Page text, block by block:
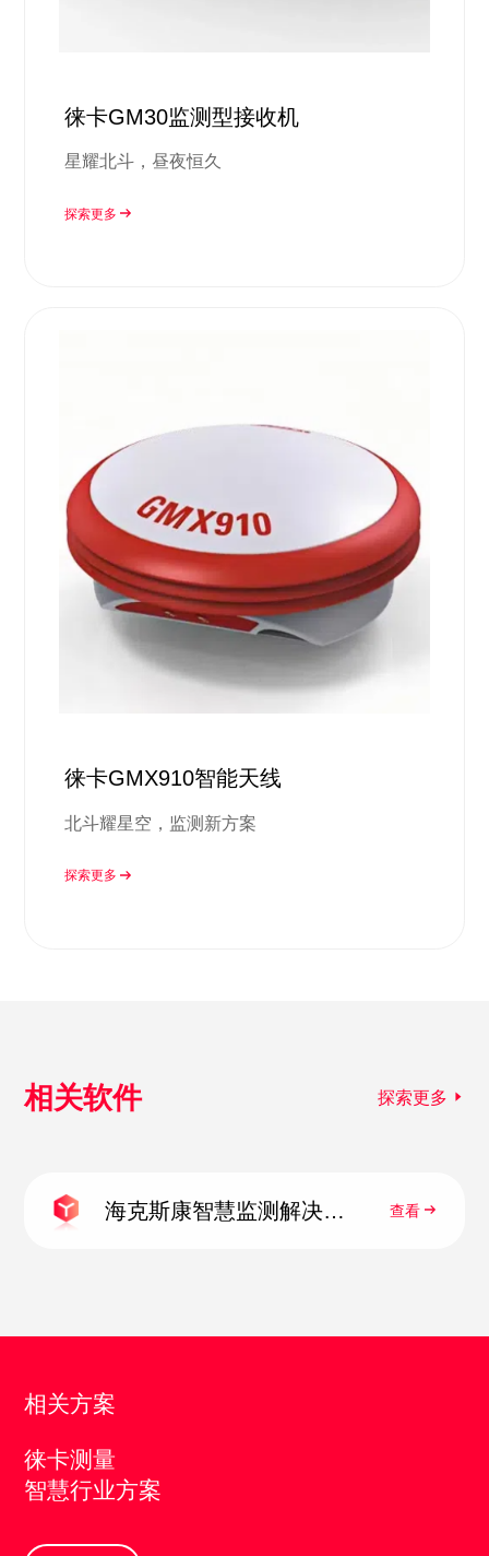
徕卡GM30监测型接收机
星耀北斗，昼夜恒久
探索更多
徕卡GMX910智能天线
北斗耀星空，监测新方案
探索更多
相关软件 探索更多
海克斯康智慧监测解决方 查看
相关方案
徕卡测量
智慧行业方案